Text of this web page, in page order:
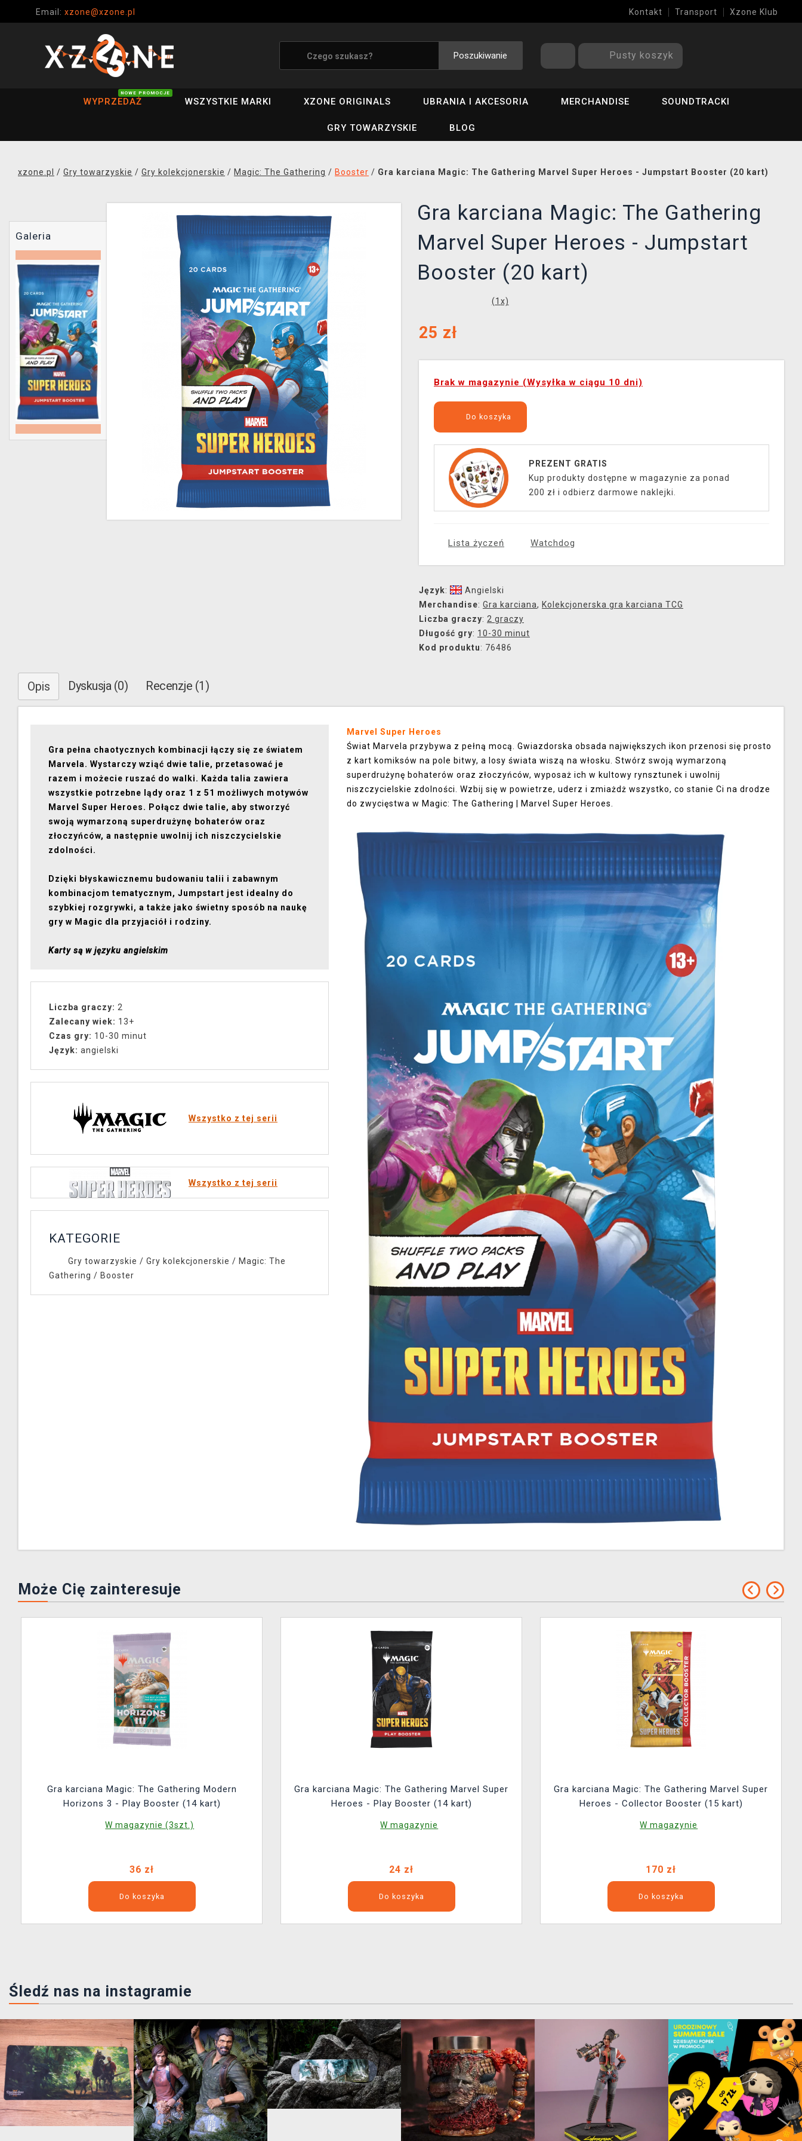
Email: xzone@xzone.pl Kontakt Transport Xzone Klub
Poszukiwanie Pusty koszyk
WYPRZEDAŻ
NOWE PROMOCJE
WSZYSTKIE MARKI XZONE ORIGINALS UBRANIA I AKCESORIA MERCHANDISE SOUNDTRACKI
GRY TOWARZYSKIE BLOG
xzone.pl / Gry towarzyskie / Gry kolekcjonerskie / Magic: The Gathering / Booster / Gra karciana Magic: The Gathering Marvel Super Heroes - Jumpstart Booster (20 kart)
Galeria
Gra karciana Magic: The Gathering
Marvel Super Heroes - Jumpstart
Booster (20 kart)
(1 x)
25 zł
Brak w magazynie (Wysyłka w ciągu 10 dni)
Do koszyka
PREZENT GRATIS
Kup produkty dostępne w magazynie za ponad
200 zł i odbierz darmowe naklejki.
Lista życzeń Watchdog
Język:
Angielski
Merchandise: Gra karciana, Kolekcjonerska gra karciana TCG
Liczba graczy: 2 graczy
Długość gry: 10-30 minut
Kod produktu: 76486
Opis Dyskusja (0) Recenzje (1)
Gra pełna chaotycznych kombinacji łączy się ze światem
Marvela. Wystarczy wziąć dwie talie, przetasować je
razem i możecie ruszać do walki. Każda talia zawiera
wszystkie potrzebne lądy oraz 1 z 51 możliwych motywów
Marvel Super Heroes. Połącz dwie talie, aby stworzyć
swoją wymarzoną superdrużynę bohaterów oraz
złoczyńców, a następnie uwolnij ich niszczycielskie
zdolności.
Dzięki błyskawicznemu budowaniu talii i zabawnym
kombinacjom tematycznym, Jumpstart jest idealny do
szybkiej rozgrywki, a także jako świetny sposób na naukę
gry w Magic dla przyjaciół i rodziny.
Karty są w języku angielskim
Liczba graczy: 2
Zalecany wiek: 13+
Czas gry: 10-30 minut
Język: angielski
Wszystko z tej serii
Wszystko z tej serii
KATEGORIE
Gry towarzyskie / Gry kolekcjonerskie / Magic: The
Gathering / Booster
Marvel Super Heroes
Świat Marvela przybywa z pełną mocą. Gwiazdorska obsada największych ikon przenosi się prosto
z kart komiksów na pole bitwy, a losy świata wiszą na włosku. Stwórz swoją wymarzoną
superdrużynę bohaterów oraz złoczyńców, wyposaż ich w kultowy rynsztunek i uwolnij
niszczycielskie zdolności. Wzbij się w powietrze, uderz i zmiażdż wszystko, co stanie Ci na drodze
do zwycięstwa w Magic: The Gathering | Marvel Super Heroes.
Może Cię zainteresuje
Gra karciana Magic: The Gathering Modern
Horizons 3 - Play Booster (14 kart)
W magazynie (3szt.)
36 zł
Do koszyka
Gra karciana Magic: The Gathering Marvel Super
Heroes - Play Booster (14 kart)
W magazynie
24 zł
Do koszyka
Gra karciana Magic: The Gathering Marvel Super
Heroes - Collector Booster (15 kart)
W magazynie
170 zł
Do koszyka
Śledź nas na instagramie